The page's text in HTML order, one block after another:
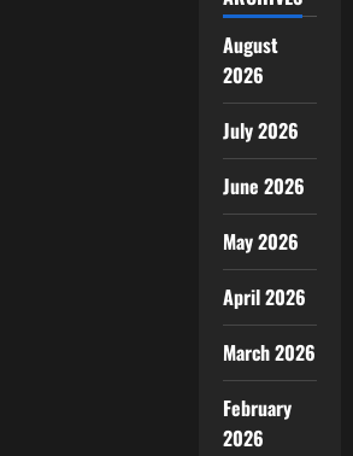
August
2026
July 2026
June 2026
May 2026
April 2026
March 2026
February
2026